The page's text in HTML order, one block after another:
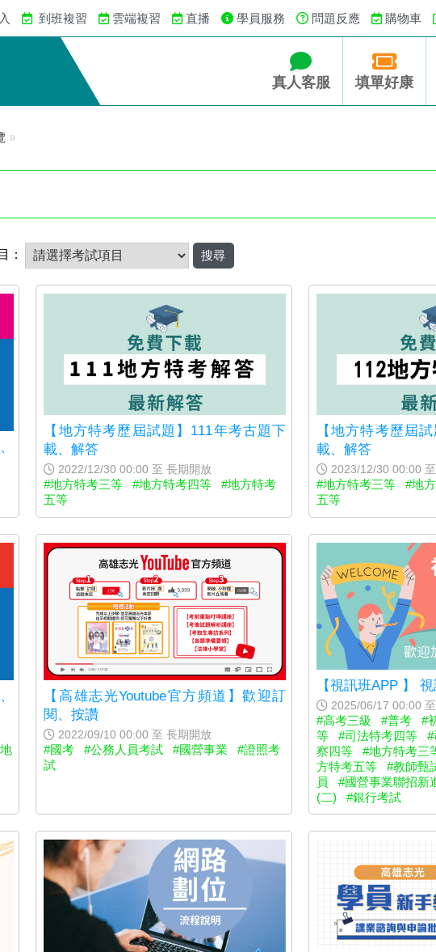
到班複習 雲端複習 直播 學員服務 問題反應 購物車
真人客服 填單好康
»
：
【地方特考歷屆試題】111年考古題下
載、解答
2022/12/30 00:00 至 長期開放
#地方特考三等 #地方特考四等
#地方特考
五等
【地方特考歷屆
載、解答
2023/12/30 00:00
#地方特考三等 #地
五等
【高雄志光Youtube官方頻道】歡迎訂
閱、按讚
2022/09/10 00:00 至 長期開放
#國考 #公務人員考試 #國營事業
#證照考
試
【視訊班APP 】
2025/06/17 00:00
#高考三級 #普考 #
等
#司法特考四等 #
察四等
#地方特考三
方特考五等
#教師甄
員
#國營事業聯招新
(二)
#銀行考試